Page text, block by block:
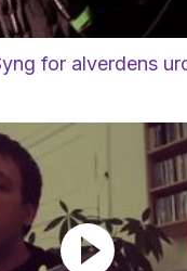
for alverdens